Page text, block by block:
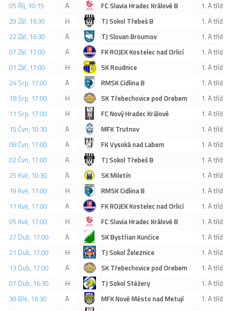
2017/18
2014/15
B tým
Zápasy MB 2026/27
Hráči
Realizační tým
Historie MB
Zápasy MB 2025/26
Zápasy MB 2024/25
2020/21
2019/20
2018/19
Tabulka
05 Říj, 10:15
A FC Slavia Hradec Králové B
1. A třída
29 Zář, 16:30
H TJ Sokol Třebeš B
1. A třída
22 Zář, 16:30
A TJ Slovan Broumov
1. A třída
07 Zář, 17:00
A FK ROJEK Kostelec nad Orlicí
1. A třída
01 Zář, 17:00
H SK Roudnice
1. A třída
24 Srp, 17:00
A RMSK Cidlina B
1. A třída
18 Srp, 17:00
H SK Třebechovice pod Orebem
1. A třída
11 Srp, 17:00
H FC Nový Hradec Králové
1. A třída
15 Čvn, 10:30
A MFK Trutnov
1. A třída
08 Čvn, 17:00
A FK Vysoká nad Labem
1. A třída
02 Čvn, 17:00
A TJ Sokol Třebeš B
1. A třída
25 Kvě, 10:30
A SK Miletín
1. A třída
19 Kvě, 17:00
H RMSK Cidlina B
1. A třída
11 Kvě, 17:00
A FK ROJEK Kostelec nad Orlicí
1. A třída
05 Kvě, 17:00
H FC Slavia Hradec Králové B
1. A třída
27 Dub, 17:00
A SK Bystřian Kunčice
1. A třída
21 Dub, 17:00
H TJ Sokol Železnice
1. A třída
13 Dub, 17:00
A SK Třebechovice pod Orebem
1. A třída
07 Dub, 16:30
H TJ Sokol Stěžery
1. A třída
30 Bře, 16:30
A MFK Nové Město nad Metují
1. A třída